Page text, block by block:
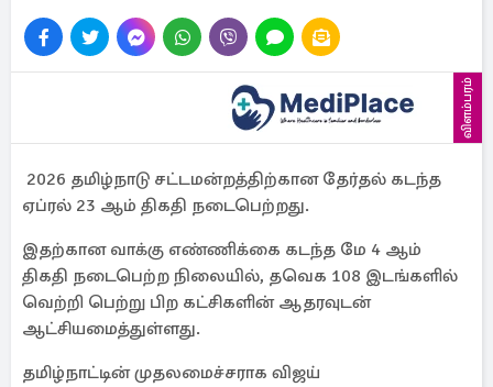
விளம்பரம்
2026 தமிழ்நாடு சட்டமன்றத்திற்கான தேர்தல் கடந்த
ஏப்ரல் 23 ஆம் திகதி நடைபெற்றது.
இதற்கான வாக்கு எண்ணிக்கை கடந்த மே 4 ஆம்
திகதி நடைபெற்ற நிலையில், தவெக 108 இடங்களில்
வெற்றி பெற்று பிற கட்சிகளின் ஆதரவுடன்
ஆட்சியமைத்துள்ளது.
தமிழ்நாட்டின் முதலமைச்சராக விஜய்